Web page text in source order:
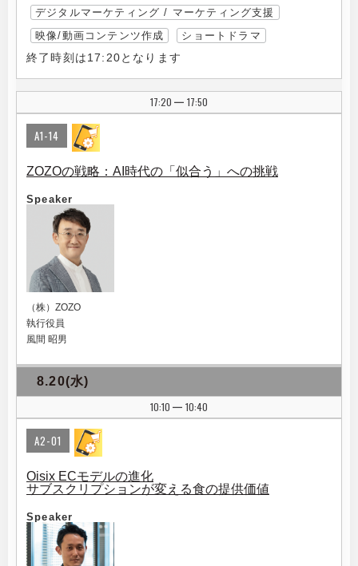
デジタルマーケティング / マーケティング支援
映像/動画コンテンツ作成
ショートドラマ
終了時刻は17:20となります
17:20 | 17:50
A1-14
ZOZOの戦略：AI時代の「似合う」への挑戦
Speaker
（株）ZOZO
執行役員
風間 昭男
8.20(水)
10:10
| 10:40
A2-01
Oisix ECモデルの進化
サブスクリプションが変える食の提供価値
Speaker